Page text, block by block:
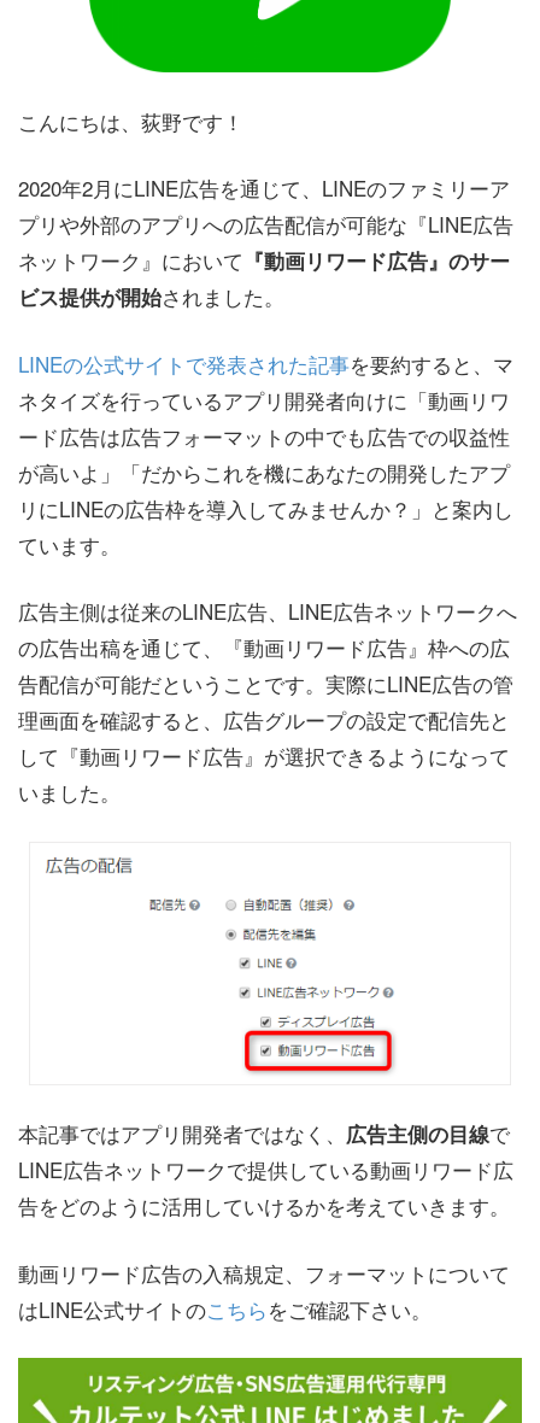
こんにちは、荻野です！
2020年2月にLINE広告を通じて、LINEのファミリーア
プリや外部のアプリへの広告配信が可能な『LINE広告
ネットワーク』において 『動画リワード広告』のサー
ビス提供が開始されました。
LINEの公式サイトで発表された記事を要約すると、マ
ネタイズを行っているアプリ開発者向けに「動画リワ
ード広告は広告フォーマットの中でも広告での収益性
が高いよ」「だからこれを機にあなたの開発したアプ
リにLINEの広告枠を導入してみませんか？」と案内し
ています。
広告主側は従来のLINE広告、LINE広告ネットワークへ
の広告出稿を通じて、『動画リワード広告』枠への広
告配信が可能だということです。実際にLINE広告の管
理画面を確認すると、広告グループの設定で配信先と
して『動画リワード広告』が選択できるようになって
いました。
本記事ではアプリ開発者ではなく、 広告主側の目線で
LINE広告ネットワークで提供している動画リワード広
告をどのように活用していけるかを考えていきます。
動画リワード広告の入稿規定、フォーマットについて
はLINE公式サイトのこちらをご確認下さい。